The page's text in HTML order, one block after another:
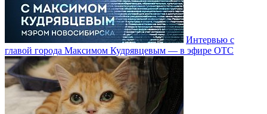
Интервью с
главой города Максимом Кудрявцевым — в эфире ОТС